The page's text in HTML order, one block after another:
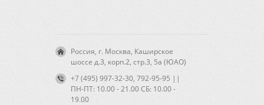
Россия, г. Москва, Каширское
шоссе д.3, корп.2, стр.3, 5а (ЮАО)
+7 (495) 997-32-30, 792-95-95 ||
ПН-ПТ: 10.00 - 21.00 CБ: 10.00 -
19.00